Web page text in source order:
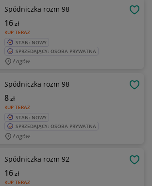
Spódniczka rozm 98
KUP TERAZ
16zł
STAN: NOWY
SPRZEDAJĄCY: OSOBA PRYWATNA
Łagów
Spódniczka rozm 98
KUP TERAZ
8zł
STAN: NOWY
SPRZEDAJĄCY: OSOBA PRYWATNA
Łagów
Spódniczka rozm 92
KUP TERAZ
16zł